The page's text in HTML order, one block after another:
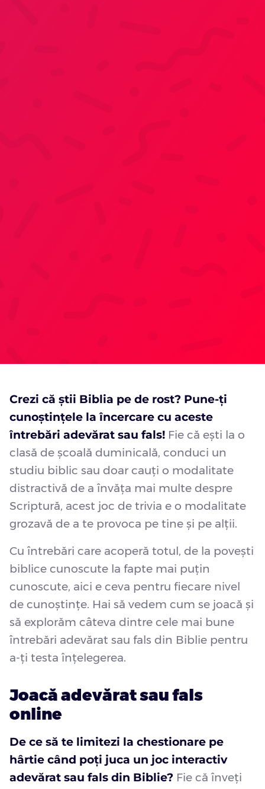
Crezi că știi Biblia pe de rost? Pune-ți
cunoștințele la încercare cu aceste
întrebări adevărat sau fals! Fie că ești la o
clasă de școală duminicală, conduci un
studiu biblic sau doar cauți o modalitate
distractivă de a învăța mai multe despre
Scriptură, acest joc de trivia e o modalitate
grozavă de a te provoca pe tine și pe alții.
Cu întrebări care acoperă totul, de la povești
biblice cunoscute la fapte mai puțin
cunoscute, aici e ceva pentru fiecare nivel
de cunoștințe. Hai să vedem cum se joacă și
să explorăm câteva dintre cele mai bune
întrebări adevărat sau fals din Biblie pentru
a-ți testa înțelegerea.
Joacă adevărat sau fals
online
De ce să te limitezi la chestionare pe
hârtie când poți juca un joc interactiv
adevărat sau fals din Biblie? Fie că înveți